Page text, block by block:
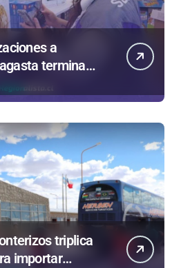
a
termina
triplica
importar